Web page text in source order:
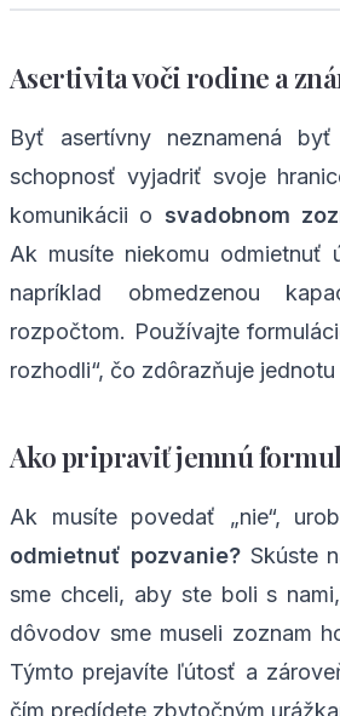
Asertivita voči rodine a
Byť asertívny neznamená
schopnosť vyjadriť svoje
komunikácii o svadobnom
Ak musíte niekomu odmietnuť
napríklad obmedzenou
rozpočtom. Používajte
rozhodli“, čo zdôrazňuje jednotu
Ako pripraviť jemnú
Ak musíte povedať „nie“,
odmietnuť pozvanie?Skúste
sme chceli, aby ste boli s
dôvodov sme museli zoznam
Týmto prejavíte ľútosť a
čím predídete zbytočným